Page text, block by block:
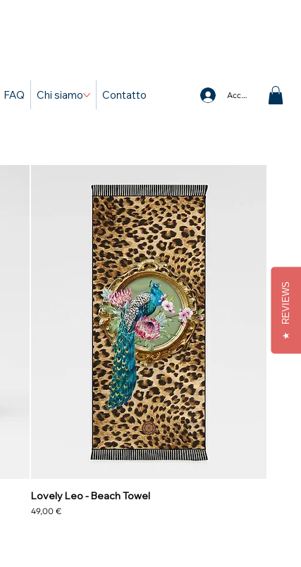
Accedi
FAQ Chi siamo Contatto
Lovely Leo - Beach Towel
Prezzo
49,00 €
★
REVIEWS